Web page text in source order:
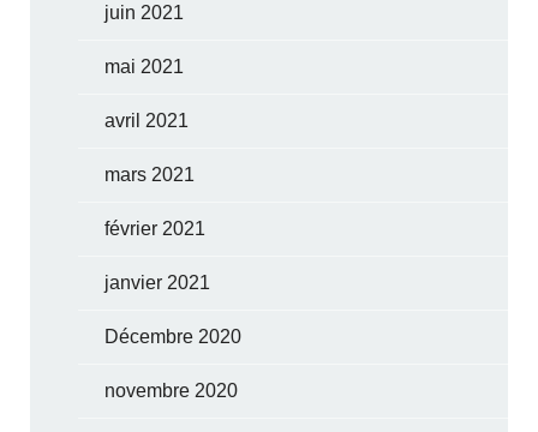
juin 2021
mai 2021
avril 2021
mars 2021
février 2021
janvier 2021
Décembre 2020
novembre 2020